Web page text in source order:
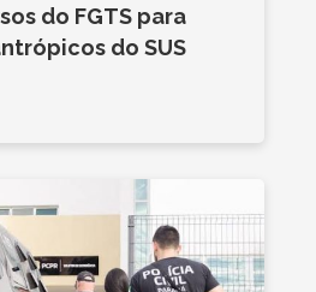
do FGTS para
do SUS